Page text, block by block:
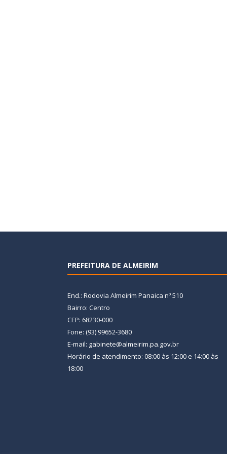
PREFEITURA DE ALMEIRIM
End.: Rodovia Almeirim Panaica nº 510
Bairro: Centro
CEP: 68230-000
Fone: (93) 99652-3680
E-mail: gabinete@almeirim.pa.gov.br
Horário de atendimento: 08:00 às 12:00 e 14:00 às
18:00